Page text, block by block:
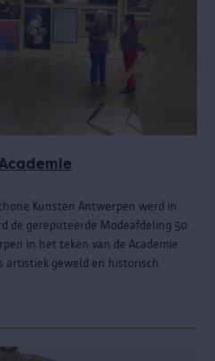
Kunsten Antwerpen werd in
de gereputeerde Modeafdeling 50
in het teken van de Academie
artistiek geweld en historisch